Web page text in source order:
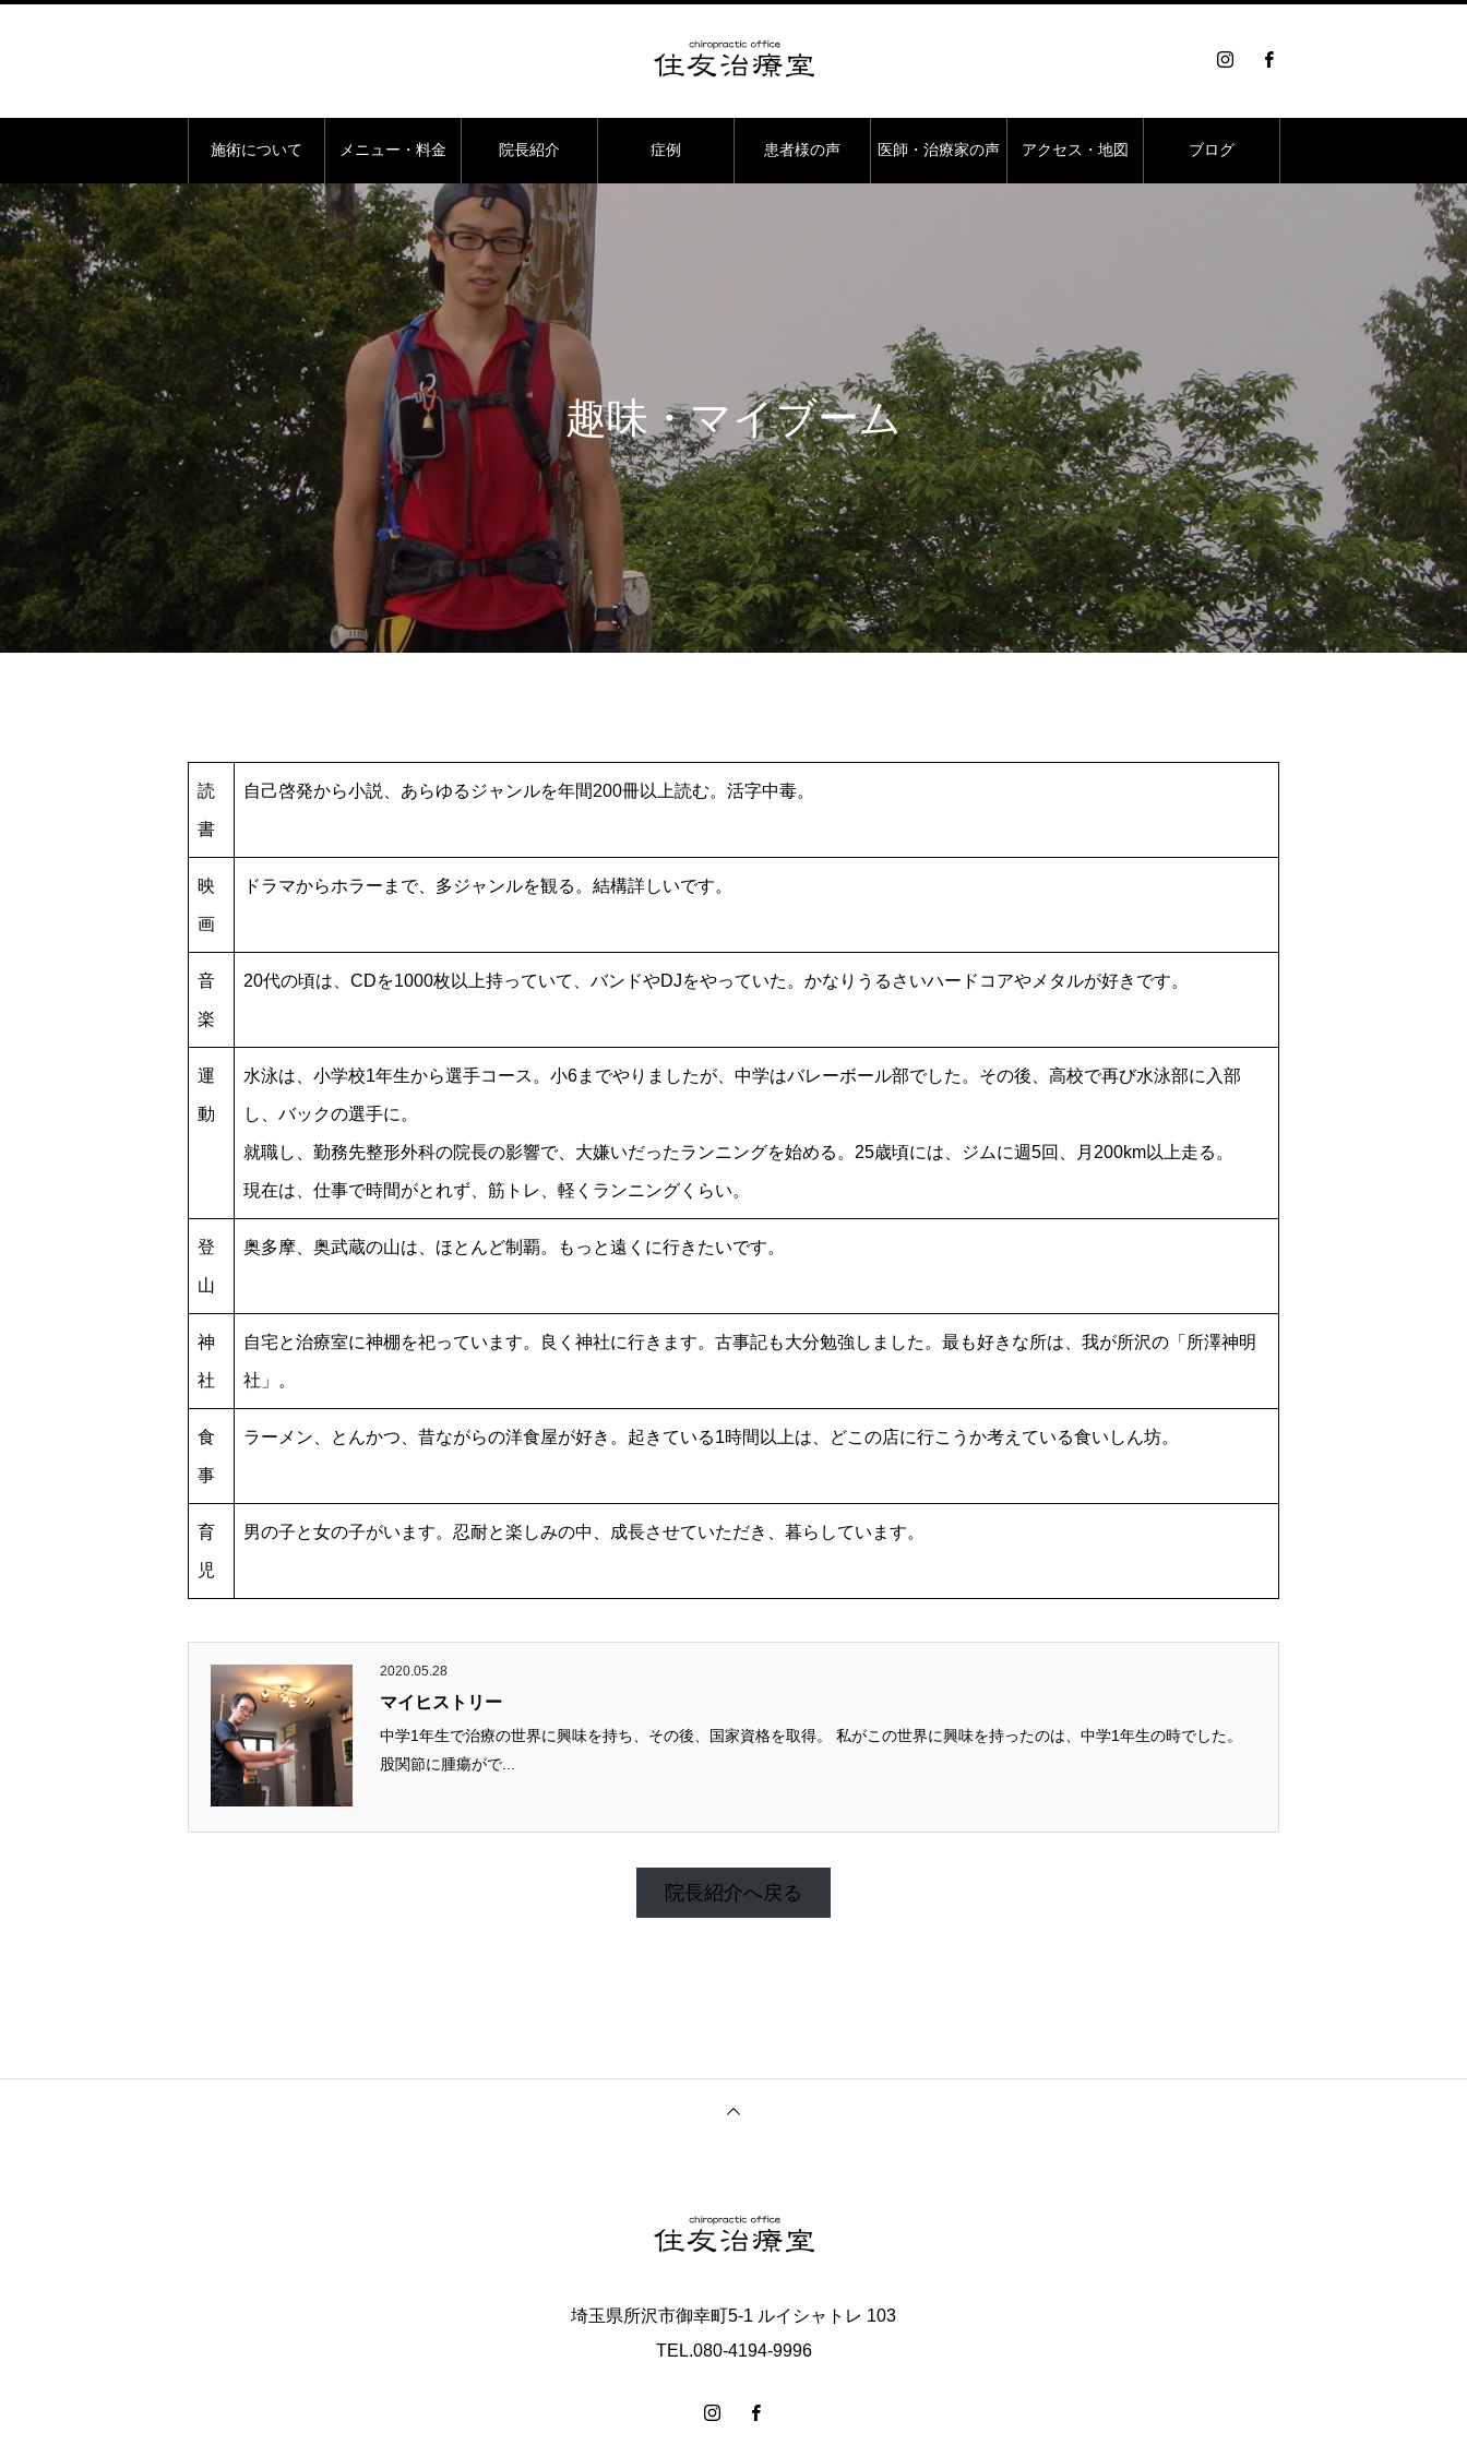
施術について メニュー・料金 院長紹介 症例 患者様の声 医師・治療家の声 アクセス・地図 ブログ
趣味・マイブーム
読
書
自己啓発から小説、あらゆるジャンルを年間200冊以上読む。活字中毒。
映
画
ドラマからホラーまで、多ジャンルを観る。結構詳しいです。
音
楽
20代の頃は、CDを1000枚以上持っていて、バンドやDJをやっていた。かなりうるさいハードコアやメタルが好きです。
運
動
水泳は、小学校1年生から選手コース。小6までやりましたが、中学はバレーボール部でした。その後、高校で再び水泳部に入部
し、バックの選手に。
就職し、勤務先整形外科の院長の影響で、大嫌いだったランニングを始める。25歳頃には、ジムに週5回、月200km以上走る。
現在は、仕事で時間がとれず、筋トレ、軽くランニングくらい。
登
山
奥多摩、奥武蔵の山は、ほとんど制覇。もっと遠くに行きたいです。
神
社
自宅と治療室に神棚を祀っています。良く神社に行きます。古事記も大分勉強しました。最も好きな所は、我が所沢の「所澤神明
社」。
食
事
ラーメン、とんかつ、昔ながらの洋食屋が好き。起きている1時間以上は、どこの店に行こうか考えている食いしん坊。
育
児
男の子と女の子がいます。忍耐と楽しみの中、成長させていただき、暮らしています。
2020.05.28
マイヒストリー
中学1年生で治療の世界に興味を持ち、その後、国家資格を取得。 私がこの世界に興味を持ったのは、中学1年生の時でした。
股関節に腫瘍がで...
院長紹介へ戻る
埼玉県所沢市御幸町5-1 ルイシャトレ 103
TEL.080-4194-9996